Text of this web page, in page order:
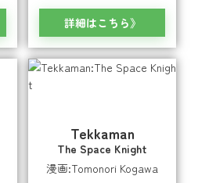
詳細はこちら
Tekkaman
The Space Knight
漫画:Tomonori Kogawa